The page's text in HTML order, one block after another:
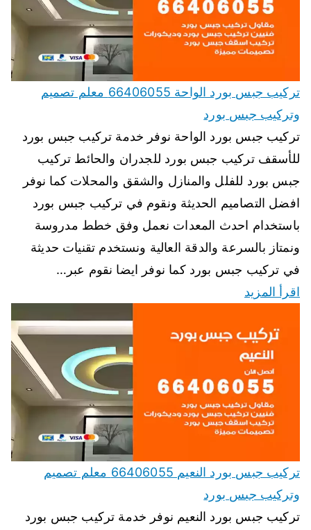
تركيب جبس بورد الواحة 66406055 معلم تصميم
وتركيب جبس بورد
تركيب جبس بورد الواحة نوفر خدمة تركيب جبس بورد
للأسقف تركيب جبس بورد للجدران والحائط تركيب
جبس بورد للفلل والمنازل والشقق والمحلات كما نوفر
افضل التصاميم الحديثة ونقوم في تركيب جبس بورد
باستخدام احدث المعدات نعمل وفق خطط مدروسة
ونمتاز بالسرعة والدقة العالية ونستخدم تقنيات حديثة
في تركيب جبس بورد كما نوفر ايضا نقوم عبر…
اقرأ المزيد
تركيب جبس بورد النعيم 66406055 معلم تصميم
وتركيب جبس بورد
تركيب جبس بورد النعيم نوفر خدمة تركيب جبس بورد